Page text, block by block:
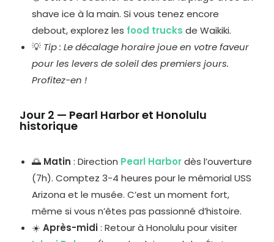
shave ice à la main. Si vous tenez encore
debout, explorez les food trucks de Waikiki.
💡 Tip : Le décalage horaire joue en votre faveur
pour les levers de soleil des premiers jours.
Profitez-en !
Jour 2 — Pearl Harbor et Honolulu
historique
🌅 Matin : Direction Pearl Harbordès l’ouverture
(7h). Comptez 3-4 heures pour le mémorial USS
Arizona et le musée. C’est un moment fort,
même si vous n’êtes pas passionné d’histoire.
☀️Après-midi: Retour à Honolulu pour visiter